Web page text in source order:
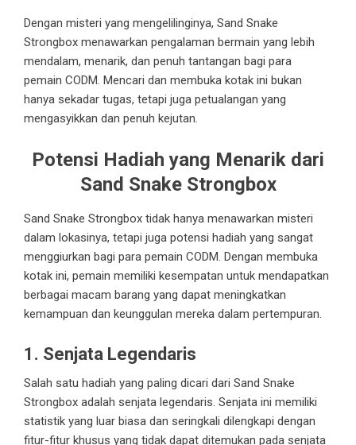
Dengan misteri yang mengelilinginya, Sand Snake
Strongbox menawarkan pengalaman bermain yang lebih
mendalam, menarik, dan penuh tantangan bagi para
pemain CODM. Mencari dan membuka kotak ini bukan
hanya sekadar tugas, tetapi juga petualangan yang
mengasyikkan dan penuh kejutan.
Potensi Hadiah yang Menarik dari
Sand Snake Strongbox
Sand Snake Strongbox tidak hanya menawarkan misteri
dalam lokasinya, tetapi juga potensi hadiah yang sangat
menggiurkan bagi para pemain CODM. Dengan membuka
kotak ini, pemain memiliki kesempatan untuk mendapatkan
berbagai macam barang yang dapat meningkatkan
kemampuan dan keunggulan mereka dalam pertempuran.
1. Senjata Legendaris
Salah satu hadiah yang paling dicari dari Sand Snake
Strongbox adalah senjata legendaris. Senjata ini memiliki
statistik yang luar biasa dan seringkali dilengkapi dengan
fitur-fitur khusus yang tidak dapat ditemukan pada senjata